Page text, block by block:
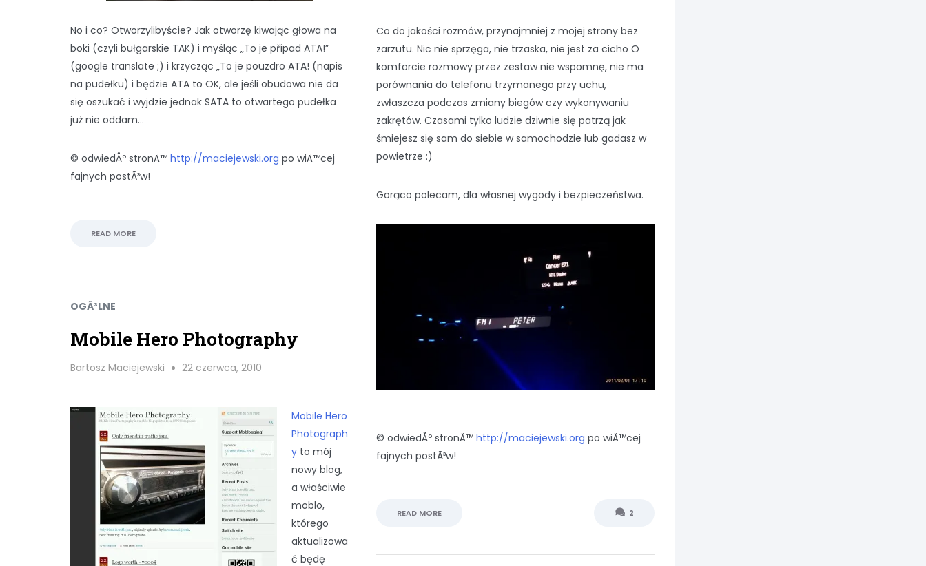
Co do jakości rozmów, przynajmniej z mojej strony bez
zarzutu. Nic nie sprzęga, nie trzaska, nie jest za cicho O
komforcie rozmowy przez zestaw nie wspomnę, nie ma
porównania do telefonu trzymanego przy uchu,
zwłaszcza podczas zmiany biegów czy wykonywaniu
zakrętów. Czasami tylko ludzie dziwnie się patrzą jak
śmiejesz się sam do siebie w samochodzie lub gadasz w
powietrze :)
Gorąco polecam, dla własnej wygody i bezpieczeństwa.
© odwiedÅº stronÄ™ http://maciejewski.org po wiÄ™cej
fajnych postÃ³w!
READ MORE 2
No i co? Otworzylibyście? Jak otworzę kiwając głowa na
boki (czyli bułgarskie TAK) i myśląc „To je případ ATA!”
(google translate ;) i krzycząc „To je pouzdro ATA! (napis
na pudełku) i będzie ATA to OK, ale jeśli obudowa nie da
się oszukać i wyjdzie jednak SATA to otwartego pudełka
już nie oddam…
© odwiedÅº stronÄ™ http://maciejewski.org po wiÄ™cej
fajnych postÃ³w!
READ MORE
OGÃ³LNE
Mobile Hero Photography
Bartosz Maciejewski 22 czerwca, 2010
Mobile Hero
Photograph
y to mój
nowy blog,
a właściwie
moblo,
którego
aktualizowa
ć będę